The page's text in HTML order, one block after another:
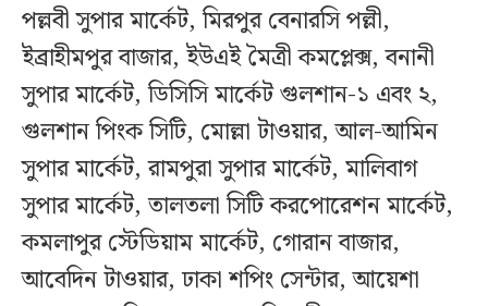
পল্লবী সুপার মার্কেট, মিরপুর বেনারসি পল্লী,
ইব্রাহীমপুর বাজার, ইউএই মৈত্রী কমপ্লেক্স, বনানী
সুপার মার্কেট, ডিসিসি মার্কেট গুলশান-১ এবং ২,
গুলশান পিংক সিটি, মোল্লা টাওয়ার, আল-আমিন
সুপার মার্কেট, রামপুরা সুপার মার্কেট, মালিবাগ
সুপার মার্কেট, তালতলা সিটি করপোরেশন মার্কেট,
কমলাপুর স্টেডিয়াম মার্কেট, গোরান বাজার,
আবেদিন টাওয়ার, ঢাকা শপিং সেন্টার, আয়েশা